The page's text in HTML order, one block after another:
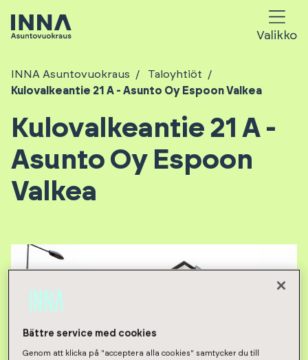
Valikko
INNA Asuntovuokraus
Taloyhtiöt
Kulovalkeantie 21 A - Asunto Oy Espoon Valkea
Kulovalkeantie 21 A -
Asunto Oy Espoon
Valkea
Bättre service med cookies
Genom att klicka på "acceptera alla cookies" samtycker du till